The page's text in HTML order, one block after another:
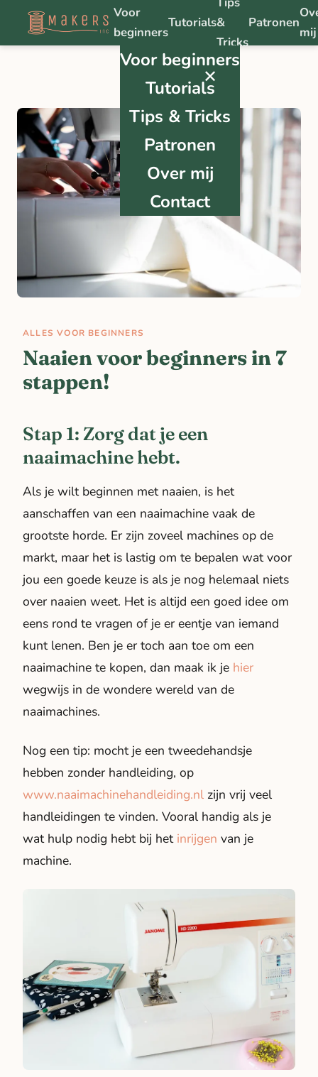
Voor
beginners
Tutorials&
Tricks
Patronen
mij
✕
Voor beginners
Tutorials
Tips & Tricks
Patronen
Over mij
Contact
ALLES VOOR BEGINNERS
Naaien voor beginners in 7
stappen!
Stap 1: Zorg dat je een
naaimachine hebt.
Als je wilt beginnen met naaien, is het
aanschaffen van een naaimachine vaak de
grootste horde. Er zijn zoveel machines op de
markt, maar het is lastig om te bepalen wat voor
jou een goede keuze is als je nog helemaal niets
over naaien weet. Het is altijd een goed idee om
eens rond te vragen of je er eentje van iemand
kunt lenen. Ben je er toch aan toe om een
naaimachine te kopen, dan maak ik je hier
wegwijs in de wondere wereld van de
naaimachines.
Nog een tip: mocht je een tweedehandsje
hebben zonder handleiding, op
www.naaimachinehandleiding.nl zijn vrij veel
handleidingen te vinden. Vooral handig als je
wat hulp nodig hebt bij het inrijgen van je
machine.